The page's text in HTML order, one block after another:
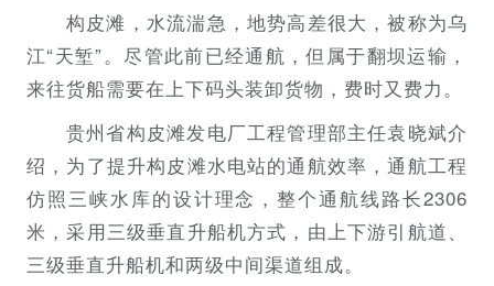
构皮滩，水流湍急，地势高差很大，被称为乌
江“天堑”。尽管此前已经通航，但属于翻坝运输，
来往货船需要在上下码头装卸货物，费时又费力。
贵州省构皮滩发电厂工程管理部主任袁晓斌介
绍，为了提升构皮滩水电站的通航效率，通航工程
仿照三峡水库的设计理念，整个通航线路长2306
米，采用三级垂直升船机方式，由上下游引航道、
三级垂直升船机和两级中间渠道组成。